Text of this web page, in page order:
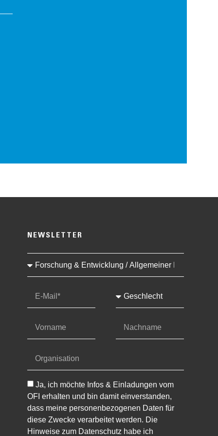
NEWSLETTER
Ja, ich möchte Infos & Einladungen vom
OFI erhalten und bin damit einverstanden,
dass meine personenbezogenen Daten für
diese Zwecke verarbeitet werden. Die
Hinweise zum Datenschutz habe ich